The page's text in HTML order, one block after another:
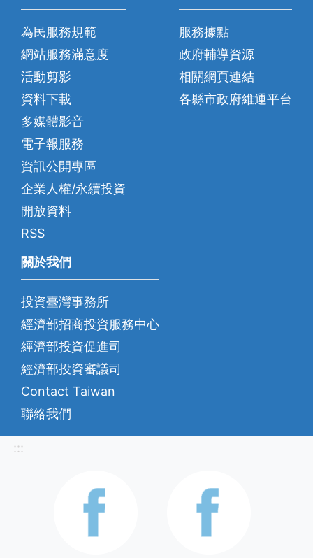
為民服務規範
網站服務滿意度
活動剪影
資料下載
多媒體影音
電子報服務
資訊公開專區
企業人權/永續投資
開放資料
RSS
服務據點
政府輔導資源
相關網頁連結
各縣市政府維運平台
關於我們
投資臺灣事務所
經濟部招商投資服務中心
經濟部投資促進司
經濟部投資審議司
Contact Taiwan
聯絡我們
:::